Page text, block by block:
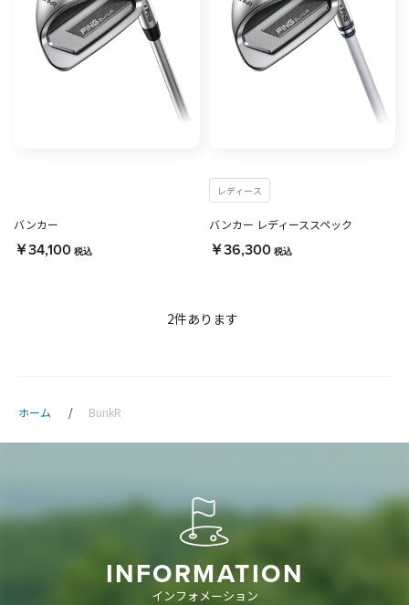
バンカー
￥34,100 税込
レディース
バンカー レディーススペック
￥36,300 税込
2件あります
ホーム BunkR
INFORMATION
インフォメーション